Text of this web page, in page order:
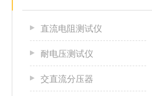
直流电阻测试仪
耐电压测试仪
交直流分压器